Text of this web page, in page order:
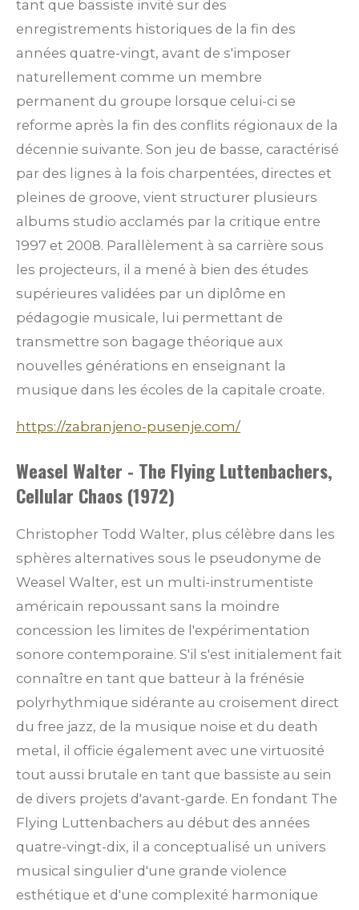
tant que bassiste invité sur des
enregistrements historiques de la fin des
années quatre-vingt, avant de s'imposer
naturellement comme un membre
permanent du groupe lorsque celui-ci se
reforme après la fin des conflits régionaux de la
décennie suivante. Son jeu de basse, caractérisé
par des lignes à la fois charpentées, directes et
pleines de groove, vient structurer plusieurs
albums studio acclamés par la critique entre
1997 et 2008. Parallèlement à sa carrière sous
les projecteurs, il a mené à bien des études
supérieures validées par un diplôme en
pédagogie musicale, lui permettant de
transmettre son bagage théorique aux
nouvelles générations en enseignant la
musique dans les écoles de la capitale croate.
https://zabranjeno-pusenje.com/
Weasel Walter - The Flying Luttenbachers,
Cellular Chaos (1972)
Christopher Todd Walter, plus célèbre dans les
sphères alternatives sous le pseudonyme de
Weasel Walter, est un multi-instrumentiste
américain repoussant sans la moindre
concession les limites de l'expérimentation
sonore contemporaine. S'il s'est initialement fait
connaître en tant que batteur à la frénésie
polyrhythmique sidérante au croisement direct
du free jazz, de la musique noise et du death
metal, il officie également avec une virtuosité
tout aussi brutale en tant que bassiste au sein
de divers projets d'avant-garde. En fondant The
Flying Luttenbachers au début des années
quatre-vingt-dix, il a conceptualisé un univers
musical singulier d'une grande violence
esthétique et d'une complexité harmonique